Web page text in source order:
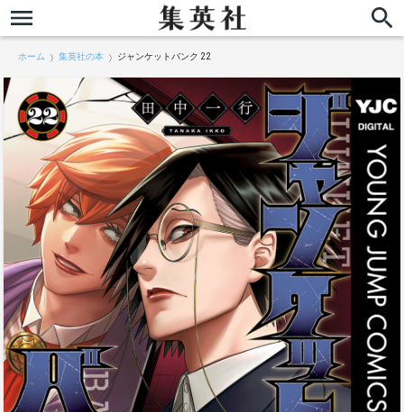
ホーム 集英社の本 ジャンケットバンク 22